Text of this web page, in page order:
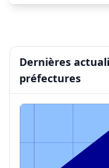
Dernières
préfectures